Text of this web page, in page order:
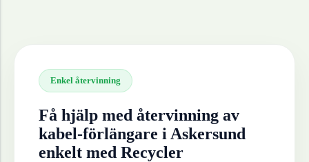
Enkel återvinning
Få hjälp med återvinning av
kabel-förlängare i Askersund
enkelt med Recycler